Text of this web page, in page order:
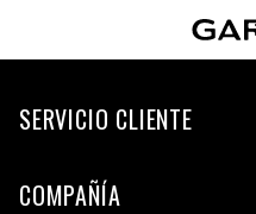
SERVICIO CLIENTE
COMPAÑÍA